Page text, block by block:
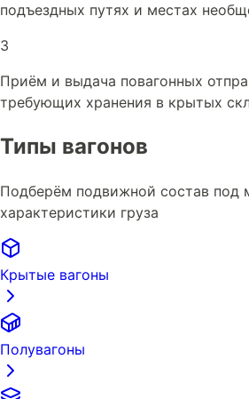
подъездных путях и местах
3
Приём и выдача повагонных
требующих хранения в крытых
Типы вагонов
Подберём подвижной состав под
характеристики груза
Крытые вагоны
Полувагоны